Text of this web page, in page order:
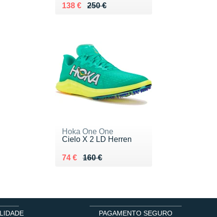
250 €
Au lieu de 250 €
138 €
Vendu 138 €
Hoka One One
Cielo X 2 LD Herren
160 €
Au lieu de 160 €
74 €
Vendu 74 €
PAGAMENTO SEGURO